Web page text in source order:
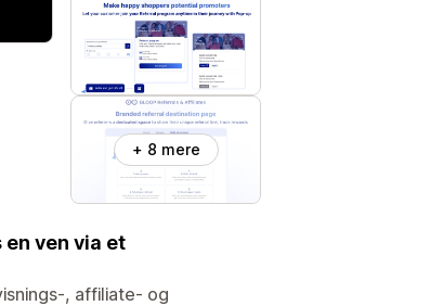
+ 8 mere
ven via et
, affiliate- og